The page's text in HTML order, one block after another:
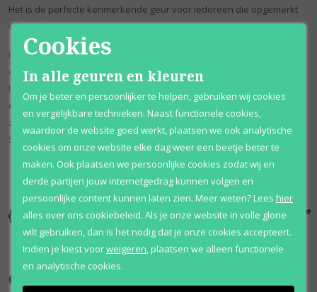
Het is de perfecte kenmerkende geur voor iedereen die opgemerkt
wil worden.
Het doel van parfumhuis Nishane is de elegantie en tradities van het
oude Istanbul te vangen en te verpakken in een moderne visie. Dit
huis, opgericht in Turkije door Mert Güzel en Marat Katran, is het
eerste dat luxe parfums ontwerpt in het moderne Turkije. De creaties
zijn ontwikkeld door neuzen Jorge Lee, Miguel Matos, Chris Maurice,
Sylvain Cara en Cecile Zarokian.
tot wel 70%
Al 12 jaar
voordelig
100% originele
parfums
Onze merken
Cookies
In alle geuren en kleuren
Om je beter en persoonlijker te helpen, gebruiken wij cookies
en vergelijkbare technieken. Naast functionele cookies,
waardoor de website goed werkt, plaatsen we ook analytische
cookies om onze website elke dag weer een beetje beter te
maken. Ook plaatsen we persoonlijke cookies zodat wij en
derde partijen jouw internetgedrag kunnen volgen en
persoonlijke content kunnen laten zien. Meer weten?Lees hier
alles over ons cookiebeleid. Als je onze website in volle glorie
wilt gebruiken, dan is het nodig dat je onze cookies accepteert.
Indien je kiest voorweigeren plaatsen we alleen functionele
en analytische cookies.